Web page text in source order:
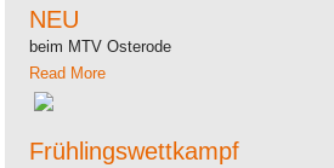
NEU
beim MTV Osterode
Read More
Frühlingswettkampf